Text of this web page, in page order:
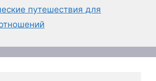
путешествия для